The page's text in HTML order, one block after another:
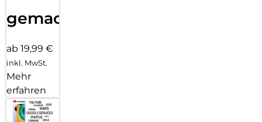
gemacht!
ab 19,99 €
inkl. MwSt.
Mehr
erfahren